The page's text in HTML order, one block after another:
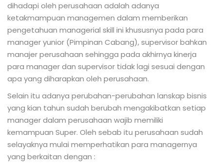
dihadapi oleh perusahaan adalah adanya
ketakmampuan managemen dalam memberikan
pengetahuan managerial skill ini khususnya pada para
manager yunior (Pimpinan Cabang), supervisor bahkan
manajer perusahaan sehingga pada akhirnya kinerja
para manager dan supervisor tidak lagi sesuai dengan
apa yang diharapkan oleh perusahaan.
Selain itu adanya perubahan-perubahan lanskap bisnis
yang kian tahun sudah berubah mengakibatkan setiap
manager dalam perusahaan wajib memiliki
kemampuan Super. Oleh sebab itu perusahaan sudah
selayaknya mulai memperhatikan para managernya
yang berkaitan dengan :